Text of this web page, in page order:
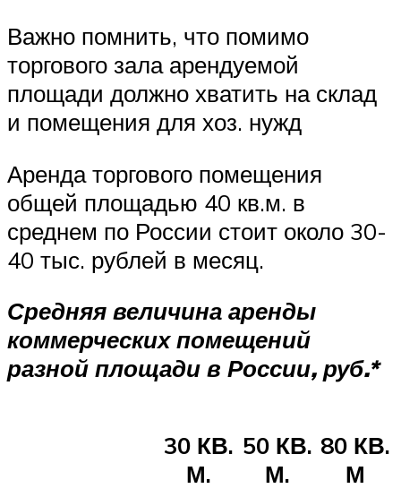
Важно помнить, что помимо
торгового зала арендуемой
площади должно хватить на склад
и помещения для хоз. нужд
Аренда торгового помещения
общей площадью 40 кв.м. в
среднем по России стоит около 30-
40 тыс. рублей в месяц.
Средняя величина аренды
коммерческих помещений
разной площади в России, руб.*
30 КВ.
М.
50 КВ.
М.
80 КВ.
М